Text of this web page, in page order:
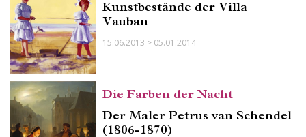
Kunstbestände der Villa
Vauban
15.06.2013 > 05.01.2014
Die Farben der Nacht
Der Maler Petrus van Schendel
(1806-1870)